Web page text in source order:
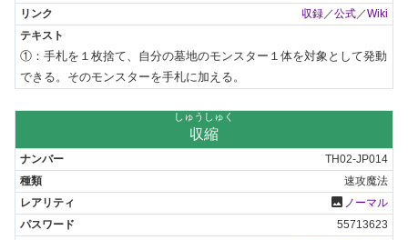
収録／公式／Wiki
①：手札を１枚捨て、自分の墓地のモンスター１体を対象として発動
できる。そのモンスターを手札に加える。
しゅうしゅく
収縮
TH02-JP014
速攻魔法
photo ノーマル
55713623